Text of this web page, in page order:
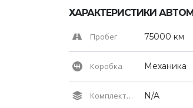
ХАРАКТЕРИСТИКИ
Пробег 75000 км
Коробка Механика
Комплектация N/A